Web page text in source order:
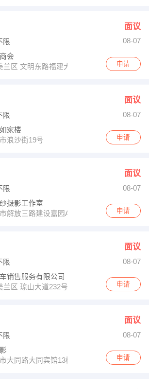
面议
限
08-07
会
兰区 文明东路福建大厦15楼
申请
面议
限
08-07
家楼
浪沙街19号
申请
面议
限
08-07
摄影工作室
解放三路建设嘉园A栋411室（明珠广场对
申请
面议
限
08-07
销售服务有限公司
兰区 琼山大道232号海瑞大桥附近
申请
面议
限
08-07
大同路大同宾馆13楼
申请